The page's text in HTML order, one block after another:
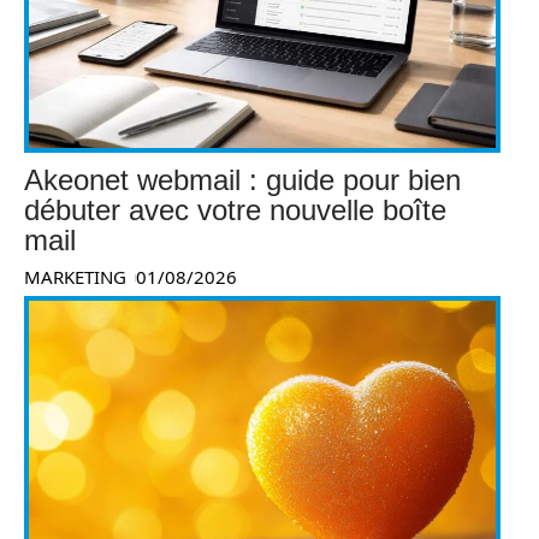
Akeonet webmail : guide pour bien
débuter avec votre nouvelle boîte
mail
MARKETING 01/08/2026